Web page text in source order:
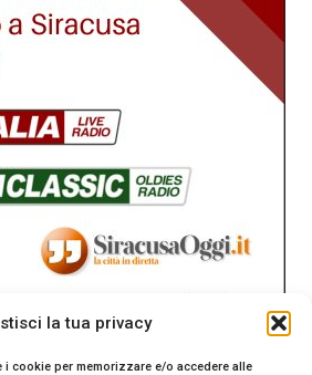
la tua privacy
cookie per memorizzare e/o accedere alle